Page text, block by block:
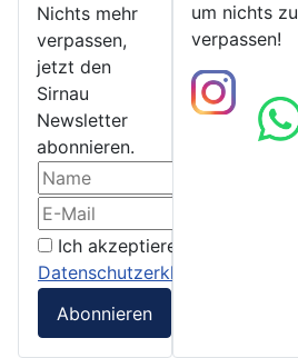
Nichts mehr
verpassen,
jetzt den
Sirnau
Newsletter
abonnieren.
Ich akzeptiere die
Datenschutzerklärung
Abonnieren
um nichts zu
verpassen!